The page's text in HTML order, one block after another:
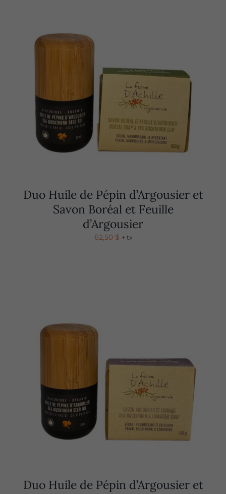
Duo Huile de Pépin d’Argousier et
Savon Boréal et Feuille
d’Argousier
62,50 $ + tx
Duo Huile de Pépin d’Argousier et